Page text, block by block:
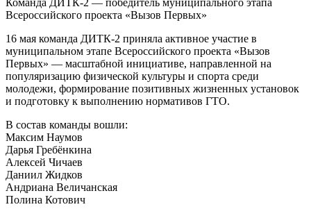
Всероссийского проекта «Вызов Первых»
16 мая команда ДИТК-2 приняла активное участие в
муниципальном этапе Всероссийского проекта «Вызов
Первых» — масштабной инициативе, направленной на
популяризацию физической культуры и спорта среди
молодежи, формирование позитивных жизненных установок
и подготовку к выполнению нормативов ГТО.
В состав команды вошли:
Максим Наумов
Дарья Гребёнкина
Алексей Чичаев
Даниил Жидков
Андриана Величанская
Полина Котович